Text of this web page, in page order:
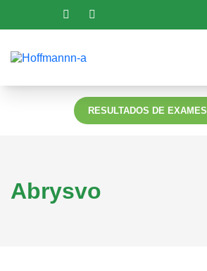
RESULTADOS DE EXAMES
Abrysvo